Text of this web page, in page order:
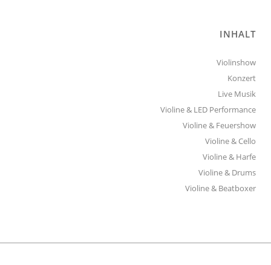
INHALT
Violinshow
Konzert
Live Musik
Violine & LED Performance
Violine & Feuershow
Violine & Cello
Violine & Harfe
Violine & Drums
Violine & Beatboxer